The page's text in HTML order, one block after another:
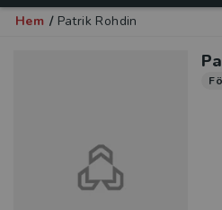
Hem / Patrik Rohdin